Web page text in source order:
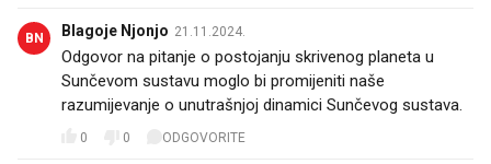
BN Blagoje Njonjo 21.11.2024.
Odgovor na pitanje o postojanju skrivenog planeta u
Sunčevom sustavu moglo bi promijeniti naše
razumijevanje o unutrašnjoj dinamici Sunčevog sustava.
0 0 ODGOVORITE